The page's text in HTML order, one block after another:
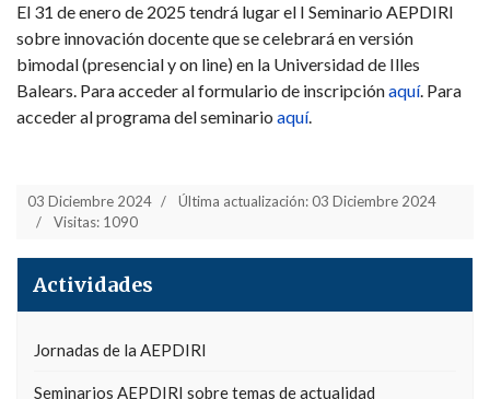
El 31 de enero de 2025 tendrá lugar el I Seminario AEPDIRI
sobre innovación docente que se celebrará en versión
bimodal (presencial y on line) en la Universidad de Illes
Balears. Para acceder al formulario de inscripciónaquí. Para
acceder al programa del seminario aquí.
03 Diciembre 2024
Última actualización: 03 Diciembre 2024
Visitas: 1090
Actividades
Jornadas de la AEPDIRI
Seminarios AEPDIRI sobre temas de actualidad